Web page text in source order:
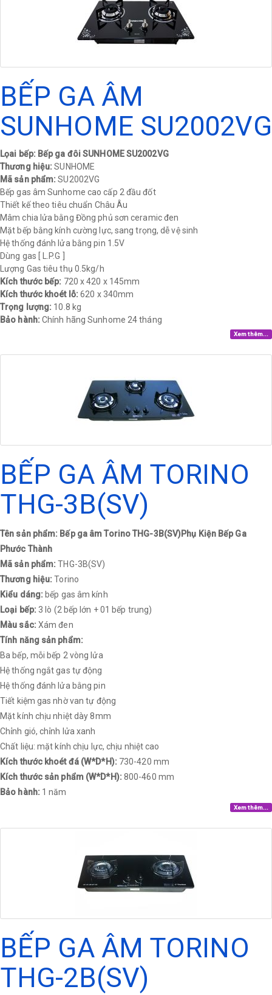
BẾP GA ÂM
SUNHOME SU2002VG
Lọai bếp: Bếp ga đôi SUNHOME SU2002VG
Thương hiệu:SUNHOME
Mã sản phẩm:SU2002VG
Bếp gas âm Sunhome cao cấp 2 đầu đốt
Thiết kế theo tiêu chuẩn Châu Âu
Mâm chia lửa bằng Đồng phủ sơn ceramic đen
Mặt bếp bằng kính cường lực, sang trọng, dễ vệ sinh
Hệ thống đánh lửa bằng pin 1.5V
Dùng gas [ L.P.G ]
Lượng Gas tiêu thụ 0.5kg/h
Kích thước bếp: 720 x 420 x 145mm
Kích thước khoét lỗ:620 x 340mm
Trọng lượng: 10.8 kg​
Bảo hành: Chính hãng Sunhome 24 tháng​
Xem thêm...
BẾP GA ÂM TORINO
THG-3B(SV)
Tên sản phẩm: Bếp ga âm Torino THG-3B(SV)Phụ Kiện Bếp Ga
Phước Thành
Mã sản phẩm: THG-3B(SV)
Thương hiệu:Torino
Kiểu dáng: bếp gas âm kính
Loại bếp: 3 lò (2 bếp lớn + 01 bếp trung)
Màu sắc: Xám đen
Tính năng sản phẩm:
Ba bếp, mỗi bếp 2 vòng lửa
Hệ thống ngắt gas tự động
Hệ thống đánh lửa bằng pin
Tiết kiệm gas nhờ van tự động
Mặt kính chịu nhiệt dày 8mm
Chỉnh gió, chỉnh lửa xanh
Chất liệu: mặt kính chịu lực, chịu nhiệt cao
Kích thước khoét đá (W*D*H): 730-420 mm
Kích thước sản phẩm (W*D*H): 800-460 mm
Bảo hành: 1 năm
Xem thêm...
BẾP GA ÂM TORINO
THG-2B(SV)